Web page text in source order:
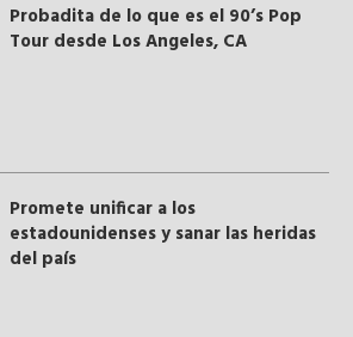
Probadita de lo que es el 90’s Pop
Tour desde Los Angeles, CA
Promete unificar a los
estadounidenses y sanar las heridas
del país